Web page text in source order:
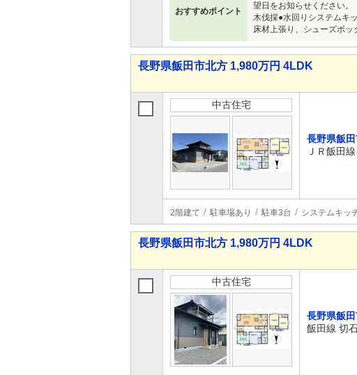
おすすめポイント
望日をお知らせください
木伐採●水回りシステムキ
床材上張り、シューズボ
長野県飯田市北方 1,980万円 4LDK
中古住宅
長野県飯
ＪＲ飯田
2階建て 駐車場あり 駐車3台 システムキッ
長野県飯田市北方 1,980万円 4LDK
中古住宅
長野県飯
飯田線 切